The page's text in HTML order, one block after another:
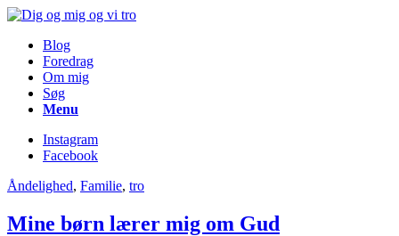
Blog
Foredrag
Om mig
Søg
Menu
Instagram
Facebook
Åndelighed, Familie, tro
Mine børn lærer mig om Gud